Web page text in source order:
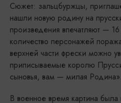
Сюжет: зальцбуржцы,
нашли новую родину на
произведения впечатляют —
количество персонажей
верхней части фрески можно
приписываемые королю
сыновья, вам — милая Родина».
В военное время картина